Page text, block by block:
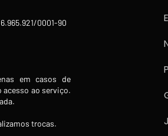
recua
0001-90
em casos de
ao serviço.
trocas.